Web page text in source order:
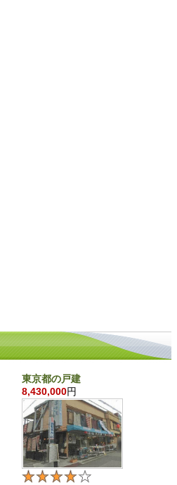
東京都の戸建
8,430,000円